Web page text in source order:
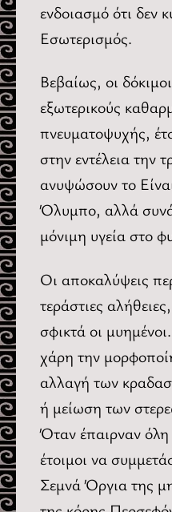
ενδοιασμό ότι δεν
Εσωτερισμός.
Βεβαίως, οι
εξωτερικούς
πνευματοψυχής,
στην εντέλεια την
ανυψώσουν το
Όλυμπο, αλλά
μόνιμη υγεία στο
Οι αποκαλύψεις
τεράστιες
σφικτά οι
χάρη την
αλλαγή των
ή μείωση των
Όταν έπαιρναν
έτοιμοι να
Σεμνά Όργια της